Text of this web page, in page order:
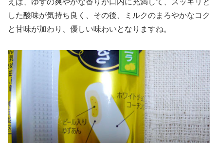
した酸味が気持ち良く、その後、ミルクのまろやかなコク
と甘味が加わり、優しい味わいとなりますね。